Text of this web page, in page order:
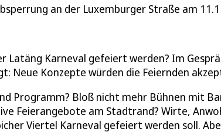
an der Luxemburger Straße am
Latäng Karneval gefeiert werden? Im
Neue Konzepte würden die Feiernden
Programm? Bloß nicht mehr Bühnen mit
Feierangebote am Stadtrand? Wirte,
Viertel Karneval gefeiert werden soll.